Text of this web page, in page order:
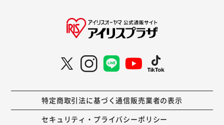
特定商取引法に基づく通信販売業者の表示
セキュリティ・プライバシーポリシー